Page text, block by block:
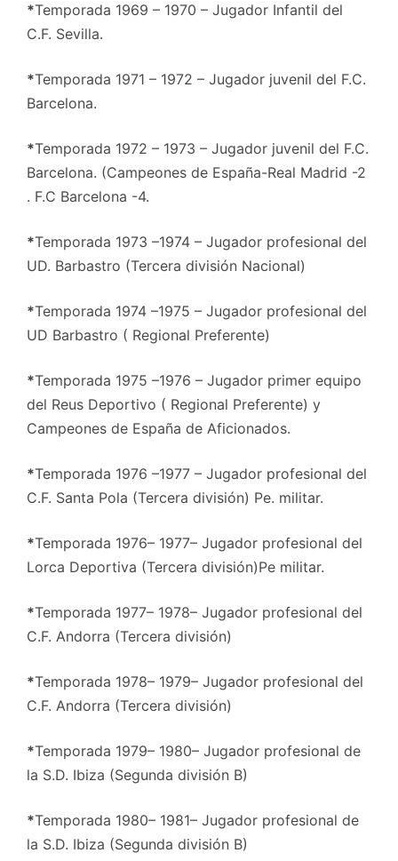
*Temporada 1969 – 1970 – Jugador Infantil del
C.F. Sevilla.
*Temporada 1971 – 1972 – Jugador juvenil del F.C.
Barcelona.
*Temporada 1972 – 1973 – Jugador juvenil del F.C.
Barcelona. (Campeones de España-Real Madrid -2
. F.C Barcelona -4.
*Temporada 1973 –1974 – Jugador profesional del
UD. Barbastro (Tercera división Nacional)
*Temporada 1974 –1975 – Jugador profesional del
UD Barbastro ( Regional Preferente)
*Temporada 1975 –1976 – Jugador primer equipo
del Reus Deportivo ( Regional Preferente) y
Campeones de España de Aficionados.
*Temporada 1976 –1977 – Jugador profesional del
C.F. Santa Pola (Tercera división) Pe. militar.
*Temporada 1976– 1977– Jugador profesional del
Lorca Deportiva (Tercera división)Pe militar.
*Temporada 1977– 1978– Jugador profesional del
C.F. Andorra (Tercera división)
*Temporada 1978– 1979– Jugador profesional del
C.F. Andorra (Tercera división)
*Temporada 1979– 1980– Jugador profesional de
la S.D. Ibiza (Segunda división B)
*Temporada 1980– 1981– Jugador profesional de
la S.D. Ibiza (Segunda división B)